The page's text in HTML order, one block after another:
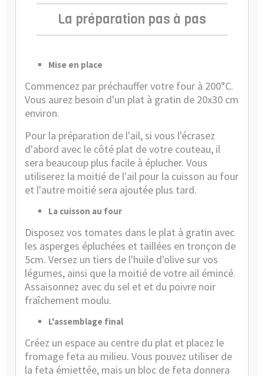
La préparation pas à pas
Mise en place
Commencez par préchauffer votre four à 200°C.
Vous aurez besoin d'un plat à gratin de 20x30 cm
environ.
Pour la préparation de l'ail, si vous l'écrasez
d'abord avec le côté plat de votre couteau, il
sera beaucoup plus facile à éplucher. Vous
utiliserez la moitié de l'ail pour la cuisson au four
et l'autre moitié sera ajoutée plus tard.
La cuisson au four
Disposez vos tomates dans le plat à gratin avec
les asperges épluchées et taillées en tronçon de
5cm. Versez un tiers de l'huile d'olive sur vos
légumes, ainsi que la moitié de votre ail émincé.
Assaisonnez avec du sel et et du poivre noir
fraîchement moulu.
L'assemblage final
Créez un espace au centre du plat et placez le
fromage feta au milieu. Vous pouvez utiliser de
la feta émiettée, mais un bloc de feta donnera